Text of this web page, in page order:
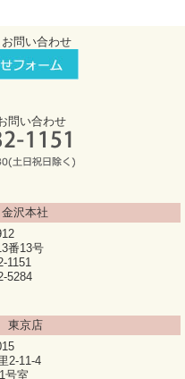
問い合わせ
問い合わせ
沢本社
番13号
1151
5284
東京店
2-11-4
号室